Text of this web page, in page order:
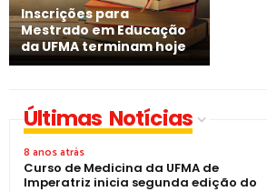
Inscrições para
Mestrado em Educação
da UFMA terminam hoje
Últimas Notícias
8 anos atrás
Curso de Medicina da UFMA de
Imperatriz inicia segunda edição do